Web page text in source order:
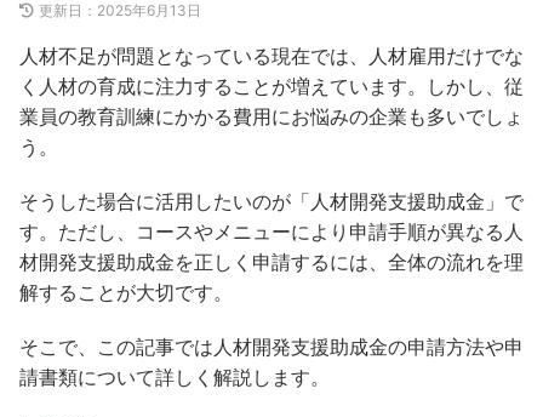
更新日： 2025年6月13日
人材不足が問題となっている現在では、人材雇用だけでな
く人材の育成に注力することが増えています。しかし、従
業員の教育訓練にかかる費用にお悩みの企業も多いでしょ
う。
そうした場合に活用したいのが「人材開発支援助成金」で
す。ただし、コースやメニューにより申請手順が異なる人
材開発支援助成金を正しく申請するには、全体の流れを理
解することが大切です。
そこで、この記事では人材開発支援助成金の申請方法や申
請書類について詳しく解説します。